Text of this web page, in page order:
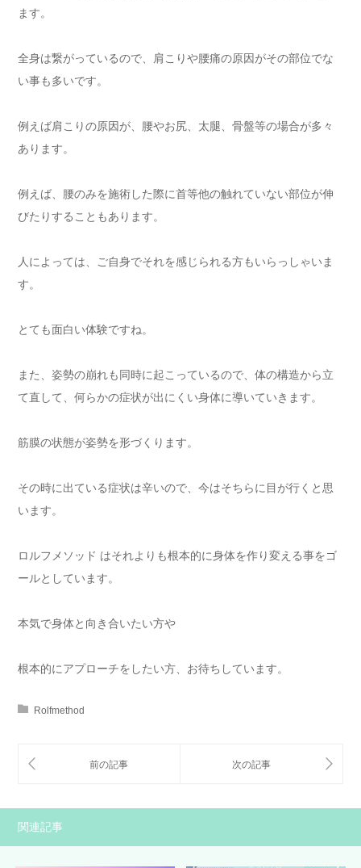
ます。
全身は繋がっているので、肩こりや腰痛の原因がその部位でな
い事も多いです。
例えば肩こりの原因が、腰やお尻、太腿、骨盤等の場合が多々
あります。
例えば、腰のみを施術した際に首等他の触れていない部位が伸
びたりすることもあります。
人によっては、ご自身でそれを感じられる方もいらっしゃいま
す。
とても面白い体験ですね。
また、姿勢の崩れも同時に起こっているので、体の構造から立
て直して、何らかの症状が出にくい身体に導いていきます。
筋膜の状態が姿勢を形づくります。
その時に出ている症状は辛いので、今はそちらに目が行くと思
います。
ロルフメソッド はそれよりも根本的に身体を作り変える事をゴ
ールとしています。
本気で身体と向き合いたい方や
根本的にアプローチをしたい方、お待ちしています。
Rolfmethod
関連記事